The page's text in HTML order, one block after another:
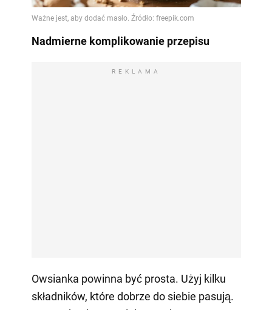
Nadmierne komplikowanie przepisu
REKLAMA
Owsianka powinna być prosta. Użyj kilku
składników, które dobrze do siebie pasują.